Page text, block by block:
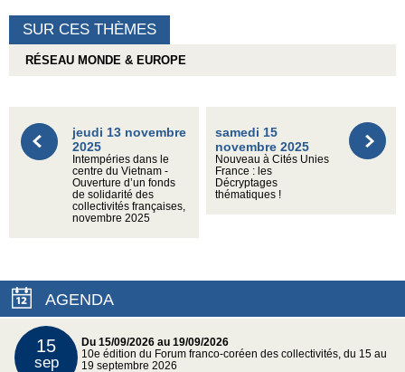
SUR CES THÈMES
RÉSEAU MONDE & EUROPE
jeudi 13 novembre
2025
Intempéries dans le
centre du Vietnam -
Ouverture d’un fonds
de solidarité des
collectivités françaises,
novembre 2025
samedi 15
novembre 2025
Nouveau à Cités Unies
France : les
Décryptages
thématiques !
AGENDA
15
sep
Du 15/09/2026 au 19/09/2026
10e édition du Forum franco-coréen des collectivités, du 15 au
19 septembre 2026